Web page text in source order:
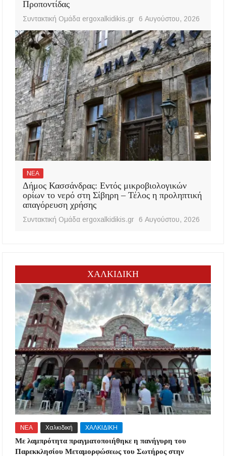
Προποντίδας
Συντακτική Ομάδα ergoxalkidikis.gr 6 Αυγούστου, 2026
ΝΕΑ
Δήμος Κασσάνδρας: Εντός μικροβιολογικών
ορίων το νερό στη Σίβηρη – Τέλος η προληπτική
απαγόρευση χρήσης
Συντακτική Ομάδα ergoxalkidikis.gr 6 Αυγούστου, 2026
ΧΑΛΚΙΔΙΚΗ
ΝΕΑ Χαλκιδική ΧΑΛΚΙΔΙΚΗ
Με λαμπρότητα πραγματοποιήθηκε η πανήγυρη του
Παρεκκλησίου Μεταμορφώσεως του Σωτήρος στην